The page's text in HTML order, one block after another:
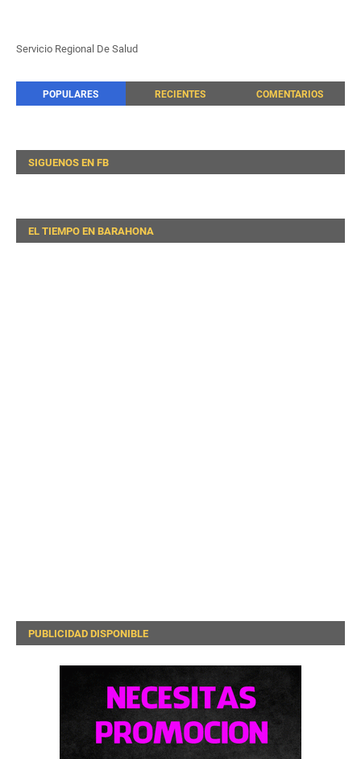
Servicio Regional De Salud
POPULARES RECIENTES COMENTARIOS
SIGUENOS EN FB
EL TIEMPO EN BARAHONA
PUBLICIDAD DISPONIBLE